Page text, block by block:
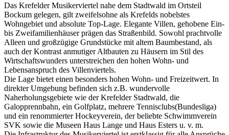
Das Krefelder Musikerviertel nahe dem Stadtwald im Ortsteil
Bockum gelegen, gilt zweifelsohne als Krefelds nobelstes
Wohngebiet und absolute Top-Lage. Elegante Villen, gehobene Ein-
bis Zweifamilienhäuser prägen das Straßenbild. Sowohl prachtvolle
Alleen und großzügige Grundstücke mit altem Baumbestand, als
auch der Kontrast anmutiger Altbauten zu Häusern im Stil des
Wirtschaftswunders unterstreichen den hohen Wohn- und
Lebensanspruch des Villenviertels.
Die Lage bietet einen besonders hohen Wohn- und Freizeitwert. In
direkter Umgebung befinden sich z.B. wundervolle
Naherholungsgebiete wie der Krefelder Stadtwald, die
Galopprennbahn, ein Golfplatz, mehrere Tennisclubs(Bundesliga)
und ein renommierter Hockeyverein, der beliebte Schwimmverein
SVK sowie die Museen Haus Lange und Haus Esters u. v. m.